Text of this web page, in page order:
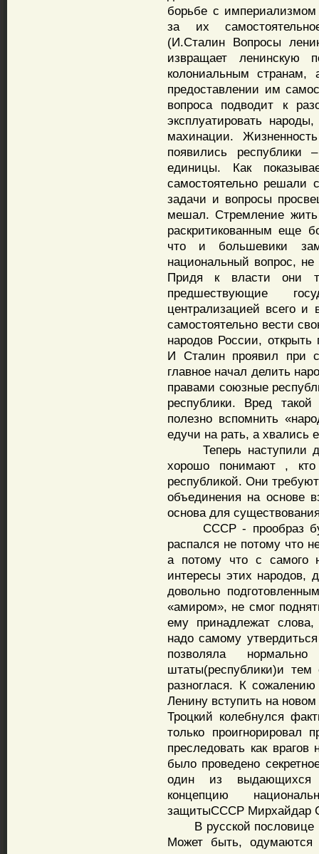
борьбе с империализмом
за их
(И.Сталин Вопросы
извращает ленинскую
колониальным
предоставлении им
вопроса подводит к
эксплуатировать
махинации.
появились республики
единицы. Как
самостоятельно решали
задачи и вопросы
мешал. Стремление
раскритикованным еще
что и большевики
национальный вопрос,
Придя к власти они
предшествующие
централизацией всего и
самостоятельно вести
народов России,
И Сталин проявил при
главное начал делить
правами союзные
республики. Вред
полезно вспомнить
едучи на рать, а хвались
Теперь наступили
хорошо понимают ,
республикой. Они
объединения на основе
основа для
СССР - прообраз
распался не потому что
а потому что с самого
интересы этих народов,
довольно
«амиром», не смог
ему принадлежат
надо самому
позволяла
штаты(республики)и
разноглася. К
Ленину вступить на
Троцкий колебнулся
только проигнорировал
преследовать как
было проведено
один из выдающихся
концепцию
защитыСССР Мирхайдар
В русской пословице
Может быть, одумаются